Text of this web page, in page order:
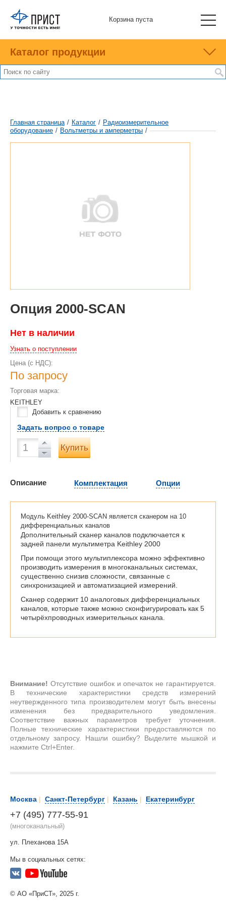
Корзина пуста
Каталог продукции
Главная страница / Каталог / Радиоизмерительное
оборудование / Вольтметры и амперметры /
Опция 2000-SCAN
Нет в наличии
Узнать о поступлении
Цена (с НДС):
По запросу
Торговая марка:
KEITHLEY
Добавить к сравнению
Задать вопрос о товаре
Купить
Описание Комплектация Опции
Модуль Keithley 2000-SCAN является сканером на 10
дифференциальных каналов
Дополнительный сканер каналов подключается к
задней панели мультиметра Keithley 2000
При помощи этого мультиплексора можно эффективно
производить измерения в многоканальных системах,
существенно снизив сложности, связанные с
синхронизацией и автоматизацией измерений.
Сканер содержит 10 аналоговых дифференциальных
каналов, которые также можно сконфигурировать как 5
четырёхпроводных измерительных канала.
Внимание! Отсутствие ошибок и опечаток не гарантируется.
В технические характеристики средств измерений
неутвержденного типа производителем могут быть внесены
изменения без предварительного уведомления.
Соответствие важных параметров требует уточнения.
Полные технические характеристики предоставляются по
отдельному запросу. Нашли ошибку? Выделите мышкой и
нажмите Ctrl+Enter.
Москва | Санкт-Петербург | Казань | Екатеринбург
+7 (495) 777-55-91
(многоканальный)
ул. Плеханова 15А
Мы в социальных сетях:
© АО «ПриСТ», 2025 г.